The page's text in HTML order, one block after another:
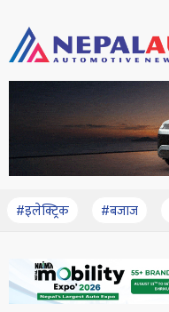
#इलेक्ट्रिक #बजाज